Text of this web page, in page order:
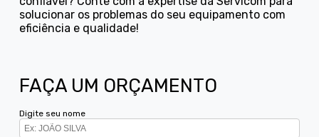
solucionar os problemas do seu equipamento com
eficiência e qualidade!
FAÇA UM ORÇAMENTO
Digite seu nome